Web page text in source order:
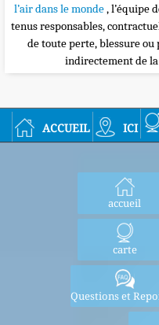
l’air dans le monde, l’équipe
tenus responsables,
de toute perte, blessure
indirectement de
accueil ici
accueil
carte
Questions et